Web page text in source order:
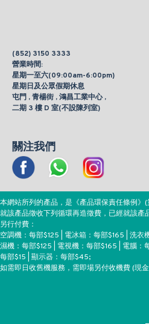
(852) 3150 3333
營業時間:
星期一至六(09:00am-6:00pm)
星期日及公眾假期休息
屯門 , 青楊街 , 鴻昌工業中心 ,
二期 3 樓 D 室(不設陳列室)
關注我們
本網站所列的產品，是《產品環保責任條例
就該產品徵收下列循環再造徵費，已經就該
另行付費：
空調機：每部$125 | 電冰箱：每部$165 | 洗衣
濕機：每部$125 | 電視機：每部$165 | 電腦：
每部$15 | 顯示器：每部$45;
如需即日收舊機服務，需即場另付收機費 (現